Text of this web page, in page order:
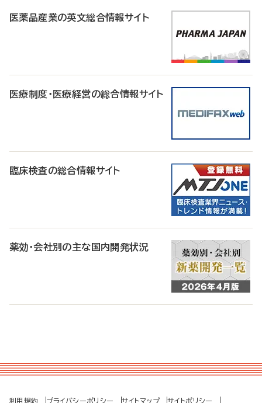
医薬品産業の英文総合情報サイト
医療制度・医療経営の総合情報サイト
臨床検査の総合情報サイト
薬効・会社別の主な国内開発状況
利用規約 プライバシーポリシー サイトマップ サイトポリシー